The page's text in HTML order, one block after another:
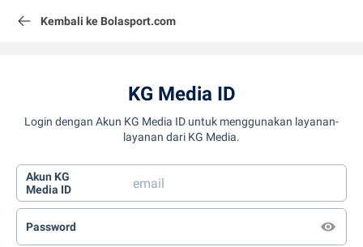
Kembali ke Bolasport.com
KG Media ID
Login dengan Akun KG Media ID untuk menggunakan layanan-
layanan dari KG Media.
Akun KG
Media ID
Password